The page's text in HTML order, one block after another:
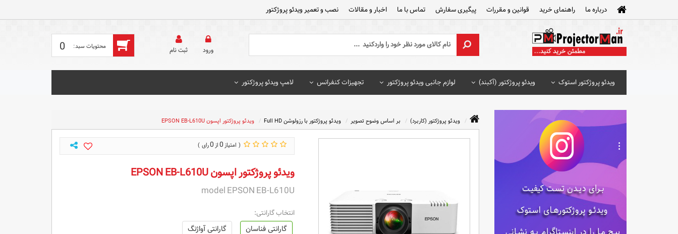
درباره ما راهنمای خرید قوانین و مقررات پیگیری سفارش تماس با ما اخبار و مقالات نصب و تعمیر ویدئو پروژکتور
0 ورود ثبت‌ نام
ویدئو پروژکتور استوک ویدئو پروژکتور (آکبند) لوازم جانبی ویدئو پروژکتور تجهیزات کنفرانس لامپ ویدئو پروژکتور
ویدئو پروژکتور (کاربرد) بر اساس وضوح تصویر ویدئو پروژکتور با رزولوشن Full HD ویدئو پروژکتور اپسون EPSON EB-L610U
0
0
ویدئو پروژکتور اپسون EPSON EB-L610U
model EPSON EB-L610U
انتخاب گارانتی:
گارانتی فناسان
گارانتی آواژنگ